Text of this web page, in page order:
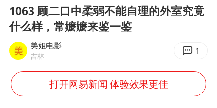
香港刷新1884年以来最高气温纪录
新疆一婚礼线上邀请引热议
BLG经理辟谣Bin离队
云南一男子胃中取出180颗铁钉
1063 顾二口中柔弱不能自理的外室究竟
什么样，常嬷嬷来鉴一鉴
美姐电影
吉林 1
打开网易新闻 体验效果更佳